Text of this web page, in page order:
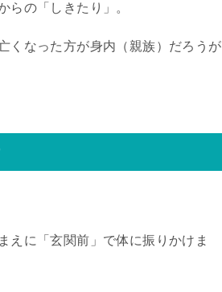
らの「しきたり」。
くなった方が身内（親族）だろうが
えに「玄関前」で体に振りかけま